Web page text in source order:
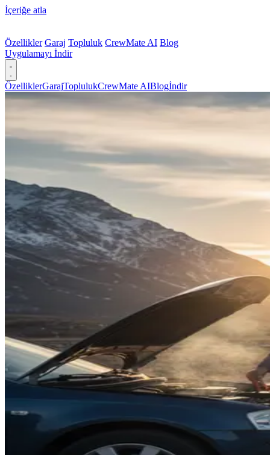
İçeriğe atla
Özellikler Garaj Topluluk CrewMate AI Blog
Uygulamayı İndir
ÖzelliklerGarajToplulukCrewMate AIBlogİndir